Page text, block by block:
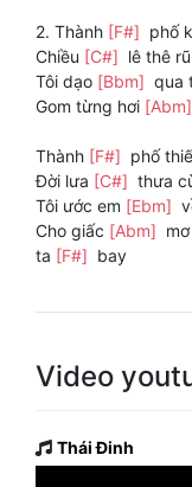
2. Thành [F#] phố
Chiều [C#] lê thê
Tôi dạo [Bbm] qua
Gom từng hơi [Abm]
Thành [F#] phố
Đời lưa [C#] thưa
Tôi ước em [Ebm]
Cho giấc [Abm]
ta [F#] bay
Video
Thái Đinh